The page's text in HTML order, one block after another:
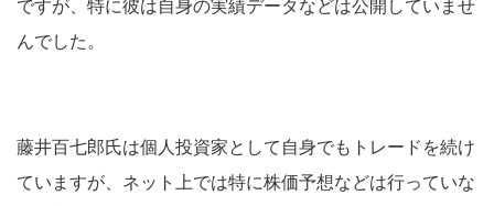
ですが、特に彼は自身の実績データなどは公開していませ
んでした。
藤井百七郎氏は個人投資家として自身でもトレードを続け
ていますが、ネット上では特に株価予想などは行っていな